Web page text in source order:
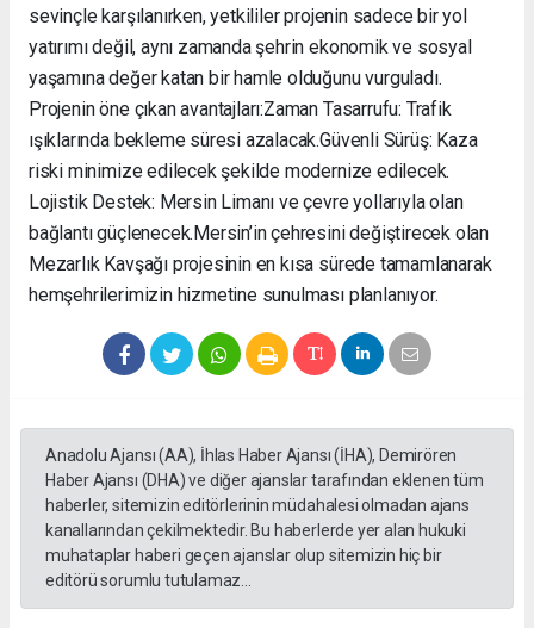
sevinçle karşılanırken, yetkililer projenin sadece bir yol
yatırımı değil, aynı zamanda şehrin ekonomik ve sosyal
yaşamına değer katan bir hamle olduğunu vurguladı. ​
Projenin öne çıkan avantajları: ​Zaman Tasarrufu: Trafik
ışıklarında bekleme süresi azalacak. ​Güvenli Sürüş: Kaza
riski minimize edilecek şekilde modernize edilecek. ​
Lojistik Destek: Mersin Limanı ve çevre yollarıyla olan
bağlantı güçlenecek. ​Mersin’in çehresini değiştirecek olan
Mezarlık Kavşağı projesinin en kısa sürede tamamlanarak
hemşehrilerimizin hizmetine sunulması planlanıyor.
Anadolu Ajansı (AA), İhlas Haber Ajansı (İHA), Demirören
Haber Ajansı (DHA) ve diğer ajanslar tarafından eklenen tüm
haberler, sitemizin editörlerinin müdahalesi olmadan ajans
kanallarından çekilmektedir. Bu haberlerde yer alan hukuki
muhataplar haberi geçen ajanslar olup sitemizin hiç bir
editörü sorumlu tutulamaz...